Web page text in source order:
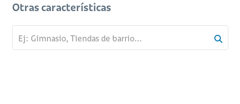
Otras características